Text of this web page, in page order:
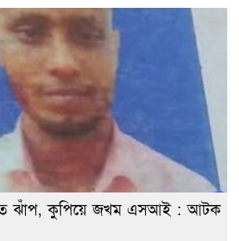
ঝাঁপ, কুপিয়ে জখম এসআই : আটক